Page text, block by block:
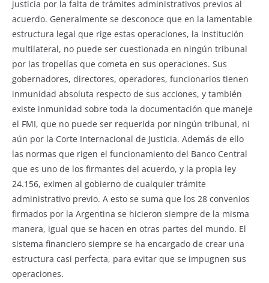
justicia por la falta de trámites administrativos previos al
acuerdo. Generalmente se desconoce que en la lamentable
estructura legal que rige estas operaciones, la institución
multilateral, no puede ser cuestionada en ningún tribunal
por las tropelías que cometa en sus operaciones. Sus
gobernadores, directores, operadores, funcionarios tienen
inmunidad absoluta respecto de sus acciones, y también
existe inmunidad sobre toda la documentación que maneje
el FMI, que no puede ser requerida por ningún tribunal, ni
aún por la Corte Internacional de Justicia. Además de ello
las normas que rigen el funcionamiento del Banco Central
que es uno de los firmantes del acuerdo, y la propia ley
24.156, eximen al gobierno de cualquier trámite
administrativo previo. A esto se suma que los 28 convenios
firmados por la Argentina se hicieron siempre de la misma
manera, igual que se hacen en otras partes del mundo. El
sistema financiero siempre se ha encargado de crear una
estructura casi perfecta, para evitar que se impugnen sus
operaciones.